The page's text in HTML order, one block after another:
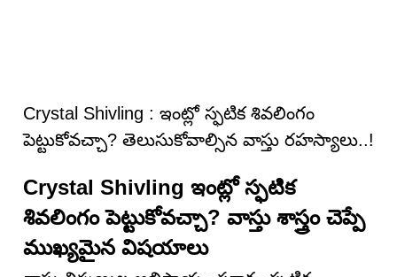
Crystal Shivling : ఇంట్లో స్ఫటిక శివలింగం
పెట్టుకోవచ్చా? తెలుసుకోవాల్సిన వాస్తు రహస్యాలు..!
Crystal Shivling ఇంట్లో స్ఫటిక
శివలింగం పెట్టుకోవచ్చా? వాస్తు శాస్త్రం చెప్పే
ముఖ్యమైన విషయాలు